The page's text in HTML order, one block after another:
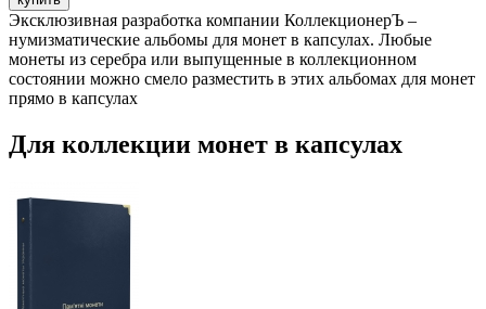
Эксклюзивная разработка компании КоллекционерЪ –
нумизматические альбомы для монет в капсулах. Любые
монеты из серебра или выпущенные в коллекционном
состоянии можно смело разместить в этих альбомах для монет
прямо в капсулах
Для коллекции монет в капсулах